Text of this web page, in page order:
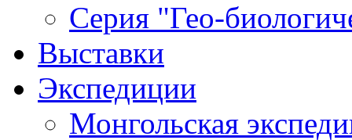
Серия "Гео-
Выставки
Экспедиции
Монгольская